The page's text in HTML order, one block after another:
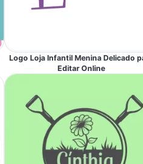
Logo Loja Infantil Menina Delicado
Editar Online